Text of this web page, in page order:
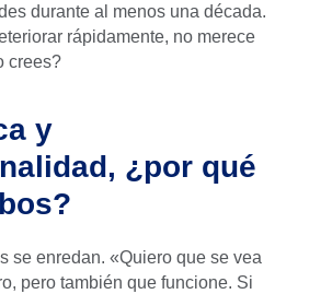
durante al menos una década.
rápidamente, no merece
crees?
y
¿por qué
se enredan. «Quiero que se vea
pero también que funcione. Si